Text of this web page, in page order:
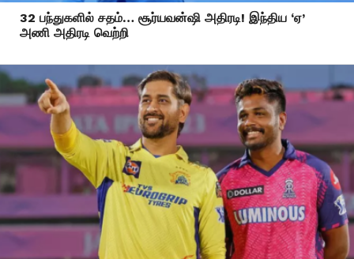
32 பந்துகளில் சதம்… சூர்யவன்ஷி அதிரடி! இந்திய ‘ஏ’
அணி அதிரடி வெற்றி